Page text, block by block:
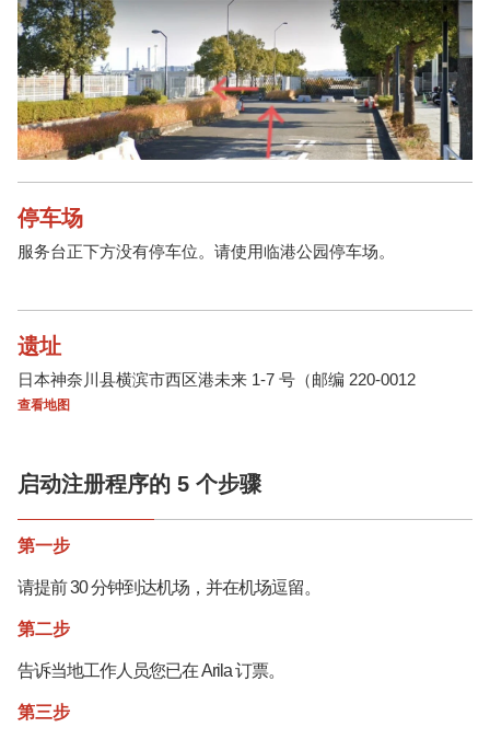
停车场
服务台正下方没有停车位。请使用临港公园停车场。
遗址
日本神奈川县横滨市西区港未来 1-7 号（邮编 220-0012
查看地图
启动注册程序的 5 个步骤
第一步
请提前 30 分钟到达机场，并在机场逗留。
第二步
告诉当地工作人员您已在 Arila 订票。
第三步